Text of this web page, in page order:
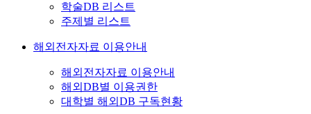
학술DB 리스트
주제별 리스트
해외전자자료 이용안내
해외전자자료 이용안내
해외DB별 이용권한
대학별 해외DB 구독현황